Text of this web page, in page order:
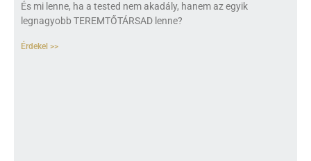
És mi lenne, ha a tested nem akadály, hanem az egyik
legnagyobb TEREMTŐTÁRSAD lenne?
Érdekel >>